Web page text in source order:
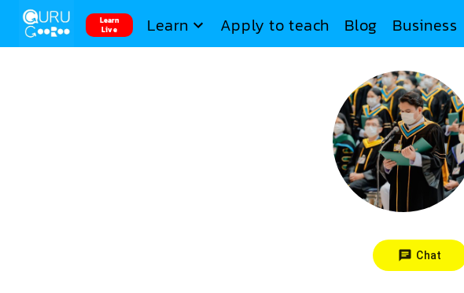
Learn
Live
Learn Apply to teach Blog Business
Chat